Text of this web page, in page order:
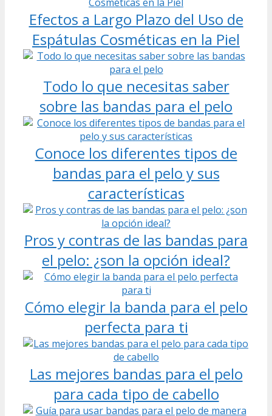
Efectos a Largo Plazo del Uso de
Espátulas Cosméticas en la Piel
Todo lo que necesitas saber
sobre las bandas para el pelo
Conoce los diferentes tipos de
bandas para el pelo y sus
características
Pros y contras de las bandas para
el pelo: ¿son la opción ideal?
Cómo elegir la banda para el pelo
perfecta para ti
Las mejores bandas para el pelo
para cada tipo de cabello